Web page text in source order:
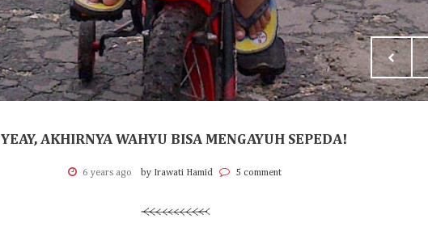
YEAY, AKHIRNYA WAHYU BISA MENGAYUH SEPEDA!
6 years ago by Irawati Hamid 5 comment